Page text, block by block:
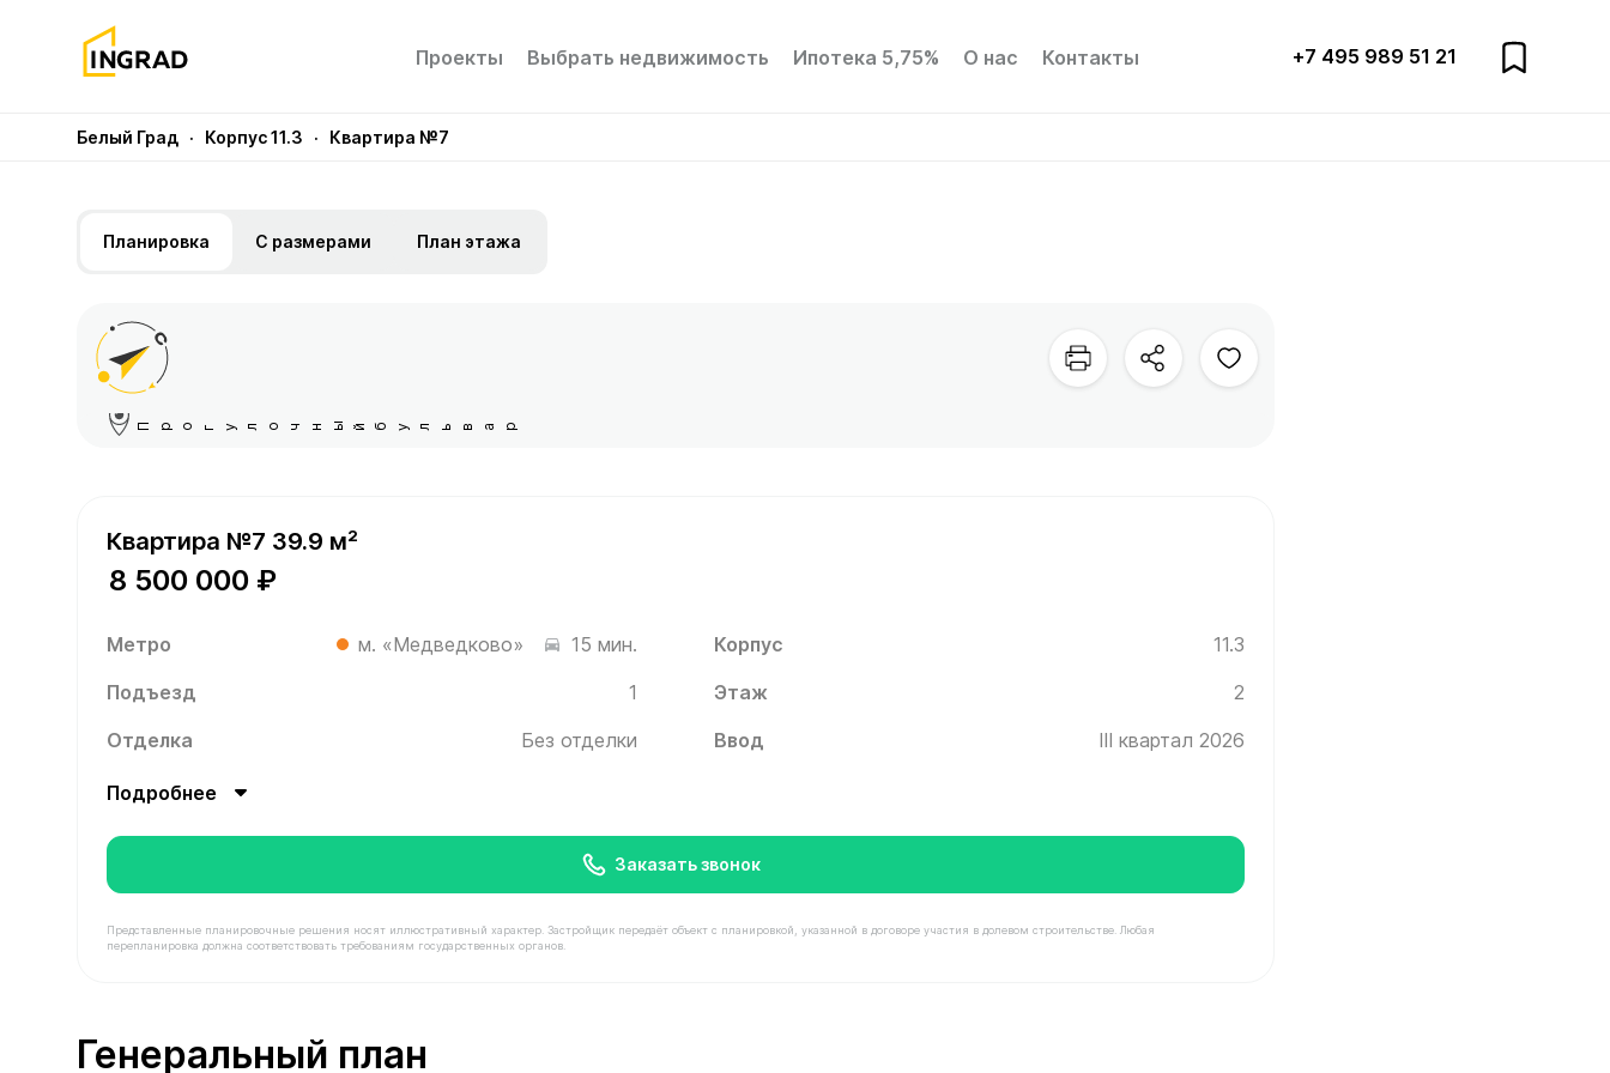
Проекты Выбрать недвижимость Ипотека 5,75% О нас Контакты +7 495 989 51 21
Белый Град · Корпус 11.3 · Квартира №7
Планировка С размерами План этажа
Прогулочный бульвар
Квартира №7 39.9 м²
8 500 000 ₽
Метро м. «Медведково» 15 мин. Корпус 11.3
Подъезд 1 Этаж
2
Отделка
Без отделки Ввод III квартал 2026
Подробнее
Заказать звонок
Представленные планировочные решения носят иллюстративный характер. Застройщик передаёт объект с планировкой, указанной в договоре участия в долевом строительстве. Любая
перепланировка должна соответствовать требованиям государственных органов.
Генеральный план